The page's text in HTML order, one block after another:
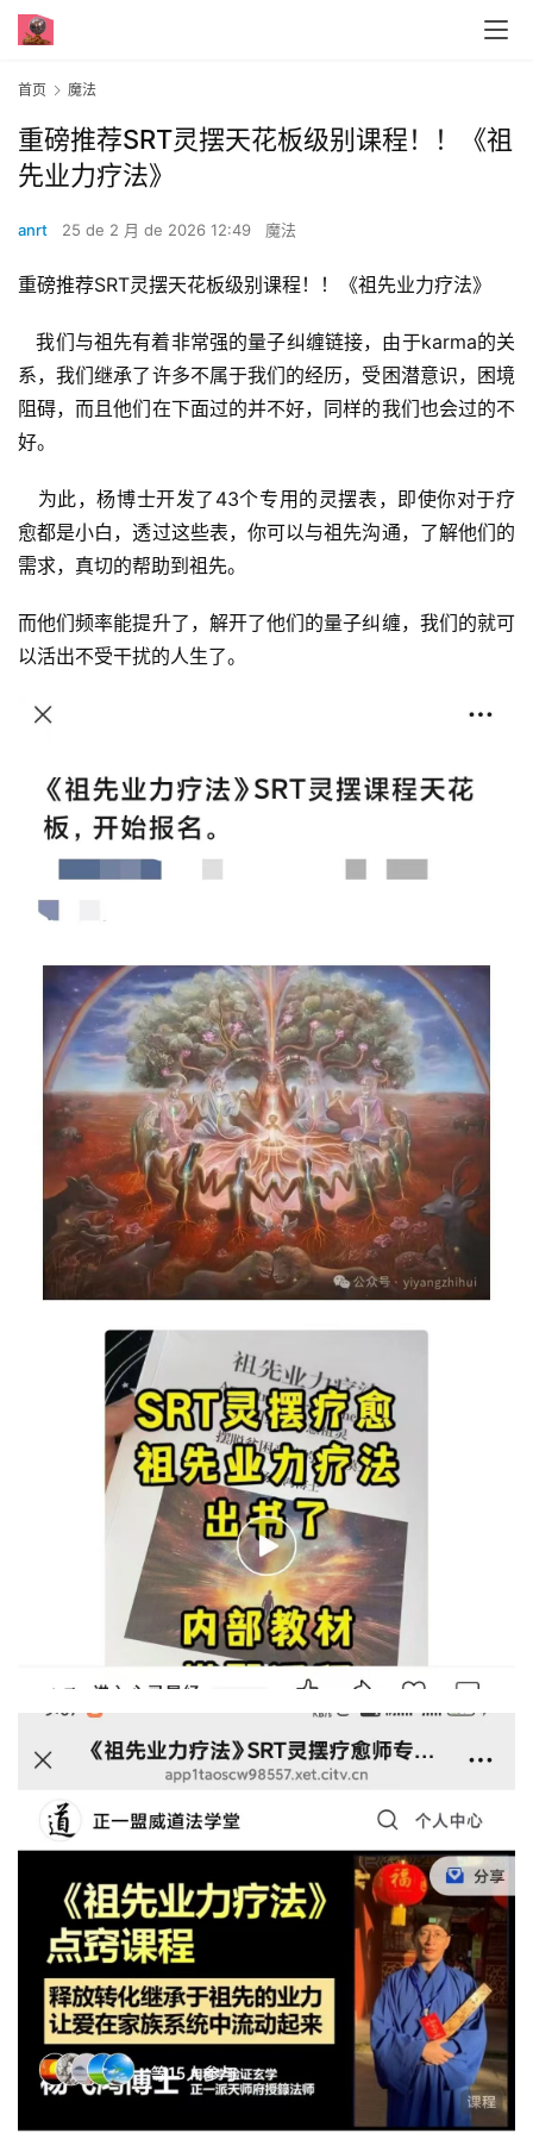
首页 魔法
重磅推荐SRT灵摆天花板级别课程！！《祖
先业力疗法》
anrt 25 de 2 月 de 2026 12:49 魔法
重磅推荐SRT灵摆天花板级别课程！！《祖先业力疗法》
我们与祖先有着非常强的量子纠缠链接，由于karma的关
系，我们继承了许多不属于我们的经历，受困潜意识，困境
阻碍，而且他们在下面过的并不好，同样的我们也会过的不
好。
为此，杨博士开发了43个专用的灵摆表，即使你对于疗
愈都是小白，透过这些表，你可以与祖先沟通，了解他们的
需求，真切的帮助到祖先。
而他们频率能提升了，解开了他们的量子纠缠，我们的就可
以活出不受干扰的人生了。